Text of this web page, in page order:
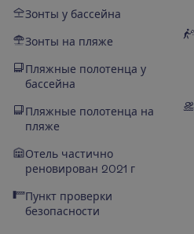
Зонты у бассейна
Зонты на пляже
Пляжные полотенца у
бассейна
Пляжные полотенца на
пляже
Отель частично
реновирован 2021 г
Пункт проверки
безопасности